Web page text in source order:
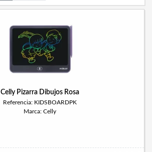
Celly Pizarra Dibujos Rosa
Referencia: KIDSBOARDPK
Marca: Celly